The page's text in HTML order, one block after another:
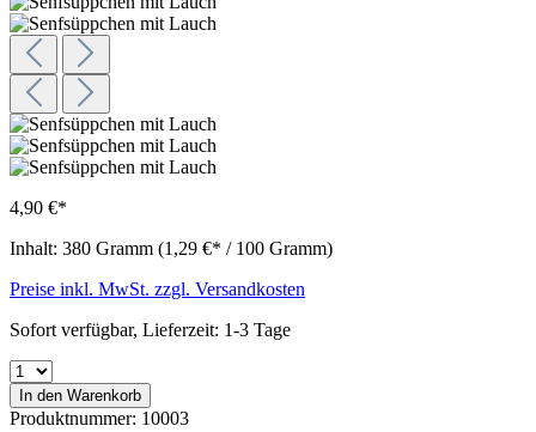
4,90 €*
Inhalt: 380 Gramm (1,29 €* / 100 Gramm)
Preise inkl. MwSt. zzgl. Versandkosten
Sofort verfügbar, Lieferzeit: 1-3 Tage
In den Warenkorb
Produktnummer: 10003